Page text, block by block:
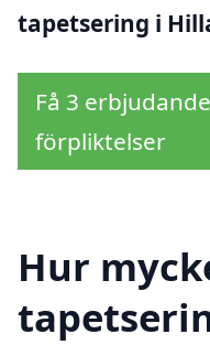
tapetsering i
Få 3
förpliktelser
Hur